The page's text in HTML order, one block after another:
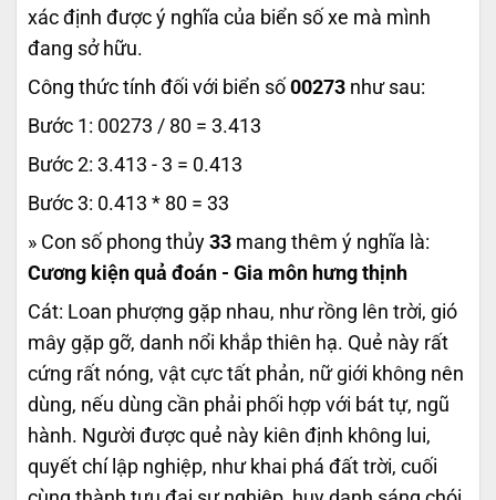
xác định được ý nghĩa của biển số xe mà mình
đang sở hữu.
Công thức tính đối với biển số 00273 như sau:
Bước 1: 00273 / 80 = 3.413
Bước 2: 3.413 - 3 = 0.413
Bước 3: 0.413 * 80 = 33
» Con số phong thủy 33 mang thêm ý nghĩa là:
Cương kiện quả đoán - Gia môn hưng thịnh
Cát: Loan phượng gặp nhau, như rồng lên trời, gió
mây gặp gỡ, danh nổi khắp thiên hạ. Quẻ này rất
cứng rất nóng, vật cực tất phản, nữ giới không nên
dùng, nếu dùng cần phải phối hợp với bát tự, ngũ
hành. Người được quẻ này kiên định không lui,
quyết chí lập nghiệp, như khai phá đất trời, cuối